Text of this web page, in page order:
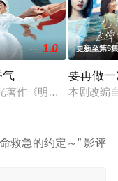
辞去高薪工作后，以
1.0
气
著作《明治的南丁格尔
更新至第5
要再做
本剧改编
救急的约定～” 影评